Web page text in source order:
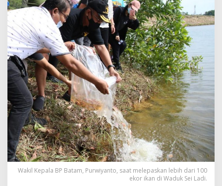
k
,
W
a
k
i
l
K
e
p
a
l
a
B
P
B
a
t
a
Wakil Kepala BP Batam, Purwiyanto, saat melepaskan lebih dari 100
ekor ikan di Waduk Sei Ladi.